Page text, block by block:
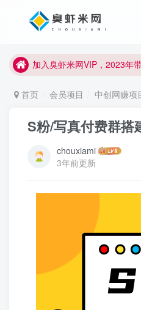
加入臭虾米网VIP，2023年
加入臭虾米网VIP，2023年
首页 会员项目 中创网赚项
S粉/写真付费群搭
chouxiami
3年前更新